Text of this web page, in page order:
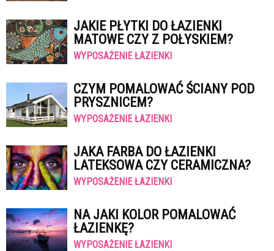
JAKIE PŁYTKI DO ŁAZIENKI
MATOWE CZY Z POŁYSKIEM?
WYPOSAŻENIE ŁAZIENKI
CZYM POMALOWAĆ ŚCIANY POD
PRYSZNICEM?
WYPOSAŻENIE ŁAZIENKI
JAKA FARBA DO ŁAZIENKI
LATEKSOWA CZY CERAMICZNA?
WYPOSAŻENIE ŁAZIENKI
NA JAKI KOLOR POMALOWAĆ
ŁAZIENKĘ?
WYPOSAŻENIE ŁAZIENKI